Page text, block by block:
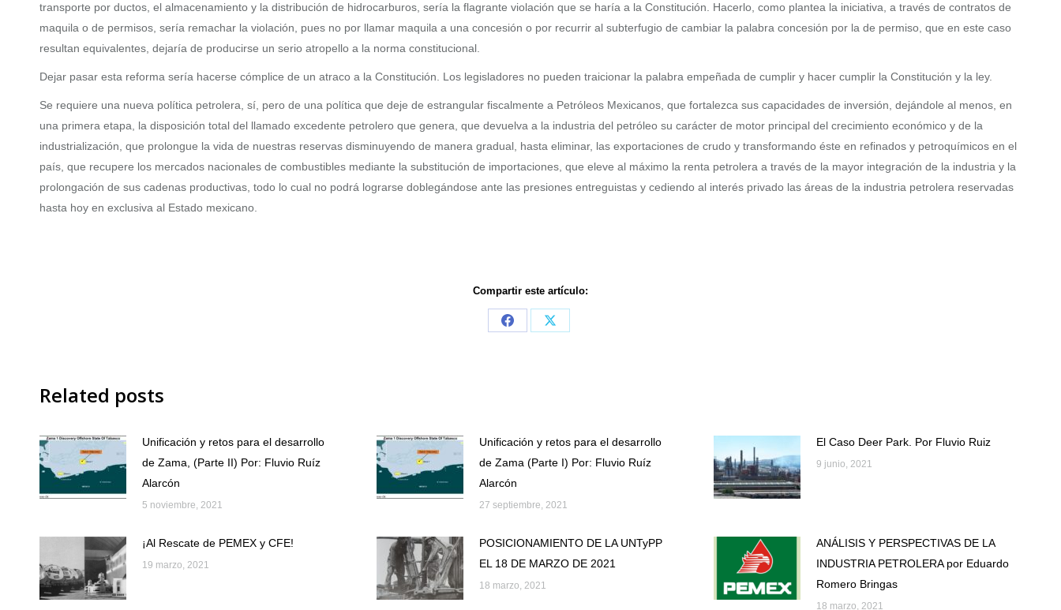
transporte por ductos, el almacenamiento y la distribución de hidrocarburos, sería la flagrante violación que se haría a la Constitución. Hacerlo, como plantea la iniciativa, a través de contratos de
maquila o de permisos, sería remachar la violación, pues no por llamar maquila a una concesión o por recurrir al subterfugio de cambiar la palabra concesión por la de permiso, que en este caso
resultan equivalentes, dejaría de producirse un serio atropello a la norma constitucional.
Dejar pasar esta reforma sería hacerse cómplice de un atraco a la Constitución. Los legisladores no pueden traicionar la palabra empeñada de cumplir y hacer cumplir la Constitución y la ley.
Se requiere una nueva política petrolera, sí, pero de una política que deje de estrangular fiscalmente a Petróleos Mexicanos, que fortalezca sus capacidades de inversión, dejándole al menos, en
una primera etapa, la disposición total del llamado excedente petrolero que genera, que devuelva a la industria del petróleo su carácter de motor principal del crecimiento económico y de la
industrialización, que prolongue la vida de nuestras reservas disminuyendo de manera gradual, hasta eliminar, las exportaciones de crudo y transformando éste en refinados y petroquímicos en el
país, que recupere los mercados nacionales de combustibles mediante la substitución de importaciones, que eleve al máximo la renta petrolera a través de la mayor integración de la industria y la
prolongación de sus cadenas productivas, todo lo cual no podrá lograrse doblegándose ante las presiones entreguistas y cediendo al interés privado las áreas de la industria petrolera reservadas
hasta hoy en exclusiva al Estado mexicano.
Compartir este artículo:
Share
Share
Related posts
Unificación y retos para el desarrollo
de Zama, (Parte II) Por: Fluvio Ruíz
Alarcón
5 noviembre, 2021
Unificación y retos para el desarrollo
de Zama (Parte I) Por: Fluvio Ruíz
Alarcón
27 septiembre, 2021
El Caso Deer Park. Por Fluvio Ruiz
9 junio, 2021
¡Al Rescate de PEMEX y CFE!
19 marzo, 2021
POSICIONAMIENTO DE LA UNTyPP
EL 18 DE MARZO DE 2021
18 marzo, 2021
ANÁLISIS Y PERSPECTIVAS DE LA
INDUSTRIA PETROLERA por Eduardo
Romero Bringas
18 marzo, 2021